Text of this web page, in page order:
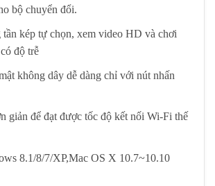
bộ chuyển đổi.
tần kép tự chọn, xem video HD và chơi
độ trễ
không dây dễ dàng chỉ với nút nhấn
giản để đạt được tốc độ kết nối Wi-Fi thế
8.1/8/7/XP,Mac OS X 10.7~10.10